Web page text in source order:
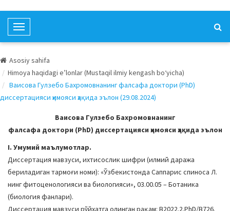
T
o
g
e
N
v
g
a
t
i
o
Asosiy sahifa
Himoya haqidagi e’lonlar (Mustaqil ilmiy kengash bo‘yicha)
Ваисова Гулзебо Бахромовнанинг фалсафа доктори (PhD)
диссертацияси ҳимояси ҳақида эълон (29.08.2024)
Ваисова Гулзебо Бахромовнанинг
фалсафа доктори (PhD) диссертацияси ҳимояси ҳақида эълон
I. Умумий маълумотлар.
Диссертация мавзуси, ихтисослик шифри (илмий даража
бериладиган тармоғи номи): «Ўзбекистонда Cаппарис спиноса Л.
нинг фитоценологияси ва биологияси», 03.00.05 – Ботаника
(биология фанлари).
Диссертация мавзуси рўйхатга олинган рақам: B2022.2.PhD/B726.